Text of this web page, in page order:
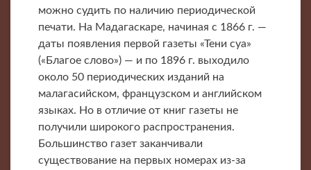
можно судить по наличию периодической
печати. На Мадагаскаре, начиная с 1866 г. —
даты появления первой газеты «Тени суа»
(«Благое слово») — и по 1896 г. выходило
около 50 периодических изданий на
малагасийском, французском и английском
языках. Но в отличие от книг газеты не
получили широкого распространения.
Большинство газет заканчивали
существование на первых номерах из-за